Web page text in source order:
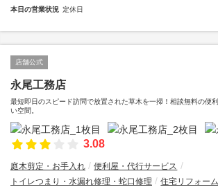
本日の営業状況 定休日
店舗公式
永尾工務店
最短即日のスピード訪問で放置された草木を一掃！相談無料の便
い空間。
3.08
庭木剪定・お手入れ
便利屋・代行サービス
トイレつまり・水漏れ修理・蛇口修理
住宅リフォー